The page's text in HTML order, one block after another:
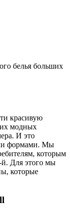
белья больших
красивую
модных
И это
формами. Мы
которым
й. Для этого мы
которые